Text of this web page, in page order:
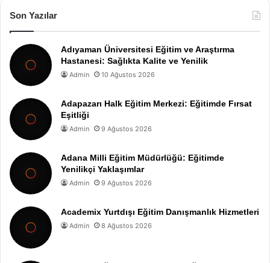
Son Yazılar
Adıyaman Üniversitesi Eğitim ve Araştırma
Hastanesi: Sağlıkta Kalite ve Yenilik
Admin 10 Ağustos 2026
Adapazarı Halk Eğitim Merkezi: Eğitimde Fırsat
Eşitliği
Admin 9 Ağustos 2026
Adana Milli Eğitim Müdürlüğü: Eğitimde
Yenilikçi Yaklaşımlar
Admin 9 Ağustos 2026
Academix Yurtdışı Eğitim Danışmanlık Hizmetleri
Admin 8 Ağustos 2026